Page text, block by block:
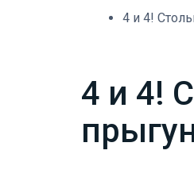
4 и 4!
4 и 4!